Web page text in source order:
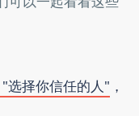
选择你信任的人" ，